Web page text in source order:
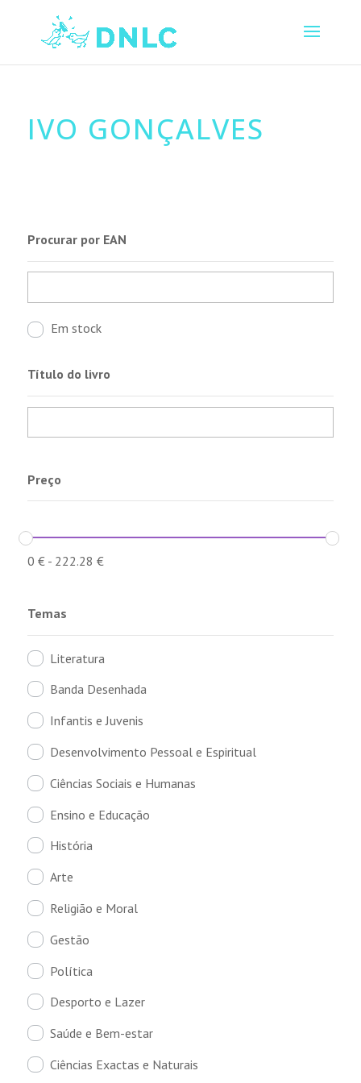
IVO GONÇALVES
Procurar por EAN
Em stock
Título do livro
Preço
0 €- 222.28 €
Temas
Literatura
Banda Desenhada
Infantis e Juvenis
Desenvolvimento Pessoal e Espiritual
Ciências Sociais e Humanas
Ensino e Educação
História
Arte
Religião e Moral
Gestão
Política
Desporto e Lazer
Saúde e Bem-estar
Ciências Exactas e Naturais